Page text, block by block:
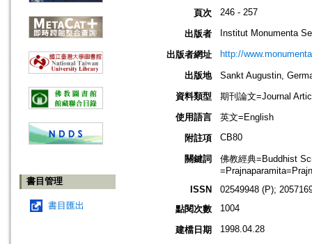
書目管理
書目匯出
頁次 246 - 257
出版者 Institut Monumenta
出版者網址 http://
出版地
Sankt Augustin,
資料類型
期刊論文=Journal
使用語言
英文=English
附註項
CB80
關鍵詞
佛教經典=Buddhist
ISSN
02549948 (P);
點閱次數
1004
建檔日期 1998.04.28